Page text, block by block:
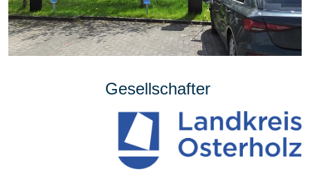
Gesellschafter